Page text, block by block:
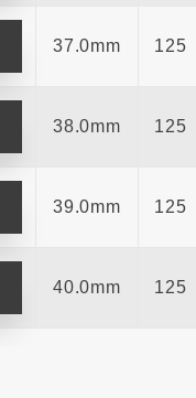
37.0mm 125
38.0mm 125
39.0mm 125
40.0mm 125